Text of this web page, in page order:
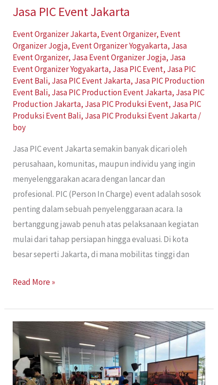
Jasa PIC Event Jakarta
Event Organizer Jakarta, Event Organizer, Event
Organizer Jogja, Event Organizer Yogyakarta, Jasa
Event Organizer, Jasa Event Organizer Jogja, Jasa
Event Organizer Yogyakarta, Jasa PIC Event, Jasa PIC
Event Bali, Jasa PIC Event Jakarta, Jasa PIC Production
Event Bali, Jasa PIC Production Event Jakarta, Jasa PIC
Production Jakarta, Jasa PIC Produksi Event, Jasa PIC
Produksi Event Bali, Jasa PIC Produksi Event Jakarta/
boy
Jasa PIC event Jakarta semakin banyak dicari oleh
perusahaan, komunitas, maupun individu yang ingin
menyelenggarakan acara dengan lancar dan
profesional. PIC (Person In Charge) event adalah sosok
penting dalam sebuah penyelenggaraan acara. Ia
bertanggung jawab penuh atas pelaksanaan kegiatan
mulai dari tahap persiapan hingga evaluasi. Di kota
besar seperti Jakarta, di mana mobilitas tinggi dan
Read More »
Jasa
PIC
production
Jakarta